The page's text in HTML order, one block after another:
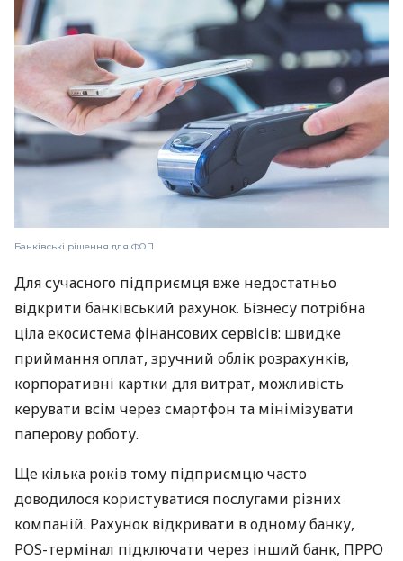
Банківські рішення для ФОП
Для сучасного підприємця вже недостатньо
відкрити банківський рахунок. Бізнесу потрібна
ціла екосистема фінансових сервісів: швидке
приймання оплат, зручний облік розрахунків,
корпоративні картки для витрат, можливість
керувати всім через смартфон та мінімізувати
паперову роботу.
Ще кілька років тому підприємцю часто
доводилося користуватися послугами різних
компаній. Рахунок відкривати в одному банку,
POS-термінал підключати через інший банк, ПРРО